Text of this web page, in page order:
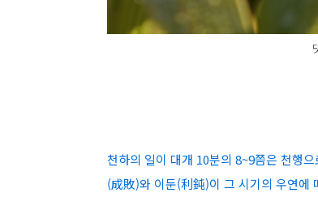
천하의 일이 대개 10분의 8~9쯤은 천행
(成敗)와 이둔(利鈍)이 그 시기의 우연에